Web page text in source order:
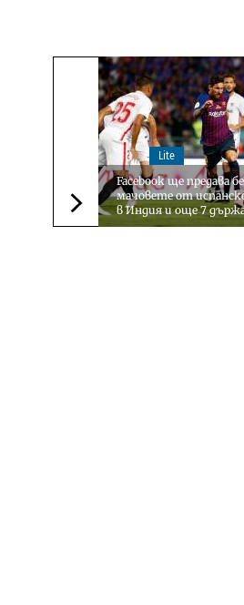
Следваща новина
Lite
Facebook ще предава
мачовете от
в Индия и още 7